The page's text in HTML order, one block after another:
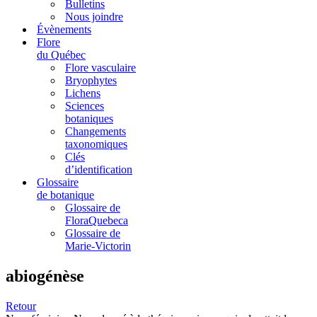
Bulletins
Nous joindre
Évènements
Flore
du Québec
Flore vasculaire
Bryophytes
Lichens
Sciences
botaniques
Changements
taxonomiques
Clés
d’identification
Glossaire
de botanique
Glossaire de
FloraQuebeca
Glossaire de
Marie-Victorin
abiogénèse
Retour